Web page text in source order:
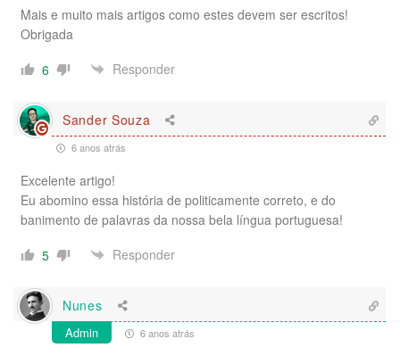
Mais e muito mais artigos como estes devem ser escritos!
Obrigada
6
Responder
Sander Souza
6 anos atrás
Excelente artigo!
Eu abomino essa história de politicamente correto, e do
banimento de palavras da nossa bela língua portuguesa!
5
Responder
Nunes
Admin 6 anos atrás